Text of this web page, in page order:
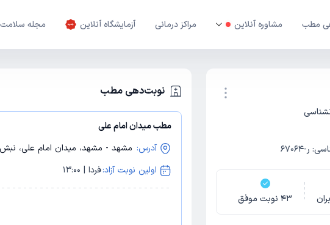
مطب مشاوره آنلاین مراکز درمانی آزمایشگاه آنلاین مجله سلامت
: ر-67064
43 نوبت موفق
نوبت‌دهی مطب
مطب میدان امام علی
آدرس: مشهد - مشهد، میدان امام علی، نبش امامیه 8،
اولین نوبت آزاد:فردا | 13:00